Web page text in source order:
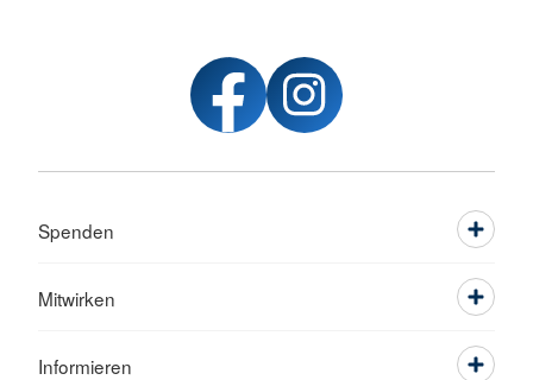
Spenden
Mitwirken
Informieren